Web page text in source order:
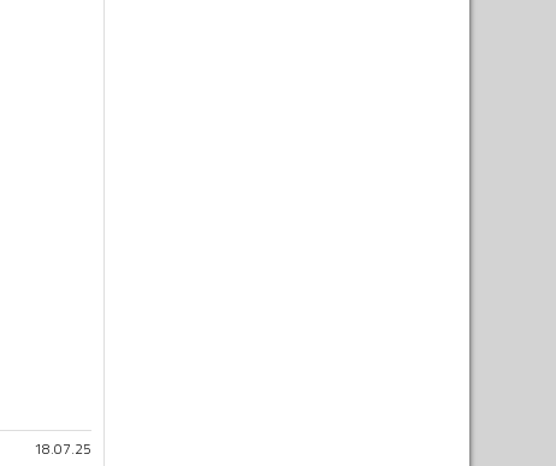
18.07.25